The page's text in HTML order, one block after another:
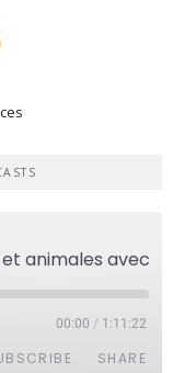
00:00 / 1:11:22
SHARE